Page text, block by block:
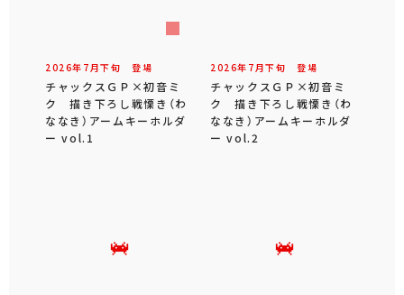
2026年 7 月下旬 登場
チャックスＧＰ×初音ミ
ク 描き下ろし戦慄き（わ
ななき）アームキーホルダ
ー vol.1
2026年 7 月下旬 登場
チャックスＧＰ×初音ミ
ク 描き下ろし戦慄き（わ
ななき）アームキーホルダ
ー vol.2